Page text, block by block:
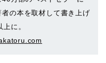
の本を取材して書き上げ
に。